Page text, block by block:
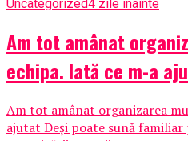
Uncategorized4 zile inainte
Am tot amânat
echipa. Iată ce m-a
Am tot amânat organizarea
ajutat Deși poate sună